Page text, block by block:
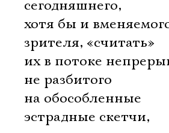
сегодняшнего,
хотя бы и
зрителя, «считать»
их в потоке
не разбитого
на обособленные
эстрадные скетчи,